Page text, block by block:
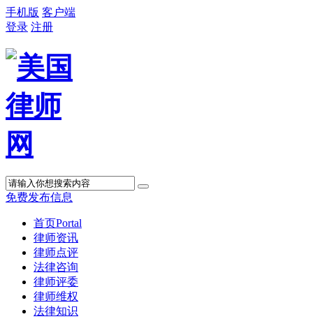
手机版 客户端
登录 注册
免费发布信息
首页Portal
律师资讯
律师点评
法律咨询
律师评委
律师维权
法律知识